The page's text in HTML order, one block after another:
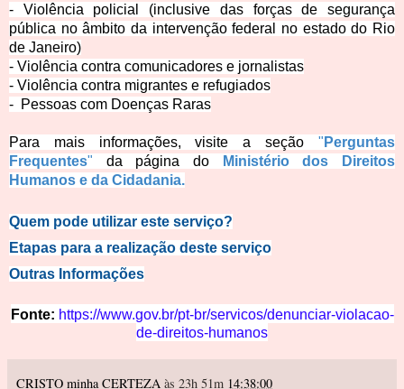
- Violência policial (inclusive das forças de segurança
pública no âmbito da intervenção federal no estado do Rio
de Janeiro)
- Violência contra comunicadores e jornalistas
- Violência contra migrantes e refugiados
- Pessoas com Doenças Raras
Para mais informações, visite a seção " Perguntas
Frequentes" da página do
Ministério dos Direitos
Humanos e da Cidadania.
Quem pode utilizar este serviço?
Etapas para a realização deste serviço
Outras Informações
Fonte: https://www.gov.br/pt-br/servicos/denunciar-violacao-
de-direitos-humanos
CRISTO minha CERTEZA às 23h 51m 14:38:00